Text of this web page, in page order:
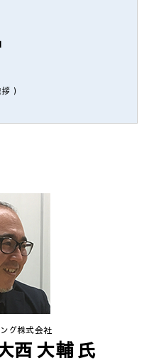
）
グ株式会社
西 大輔 氏